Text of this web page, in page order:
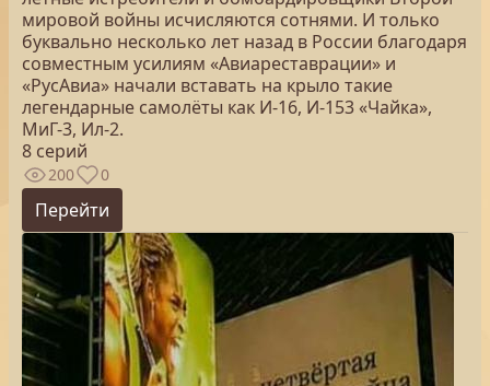
мировой войны исчисляются сотнями. И только
буквально несколько лет назад в России благодаря
совместным усилиям «Авиареставрации» и
«РусАвиа» начали вставать на крыло такие
легендарные самолёты как И-16, И-153 «Чайка»,
МиГ-3, Ил-2.
8 серий
200 0
Перейти